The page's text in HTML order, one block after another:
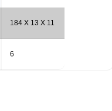
184 X 13 X 11
6